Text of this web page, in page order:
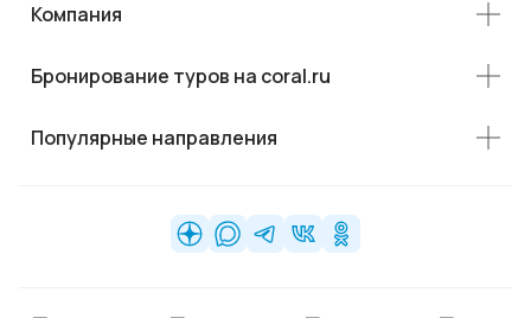
Компания
Бронирование туров на coral.ru
Популярные направления